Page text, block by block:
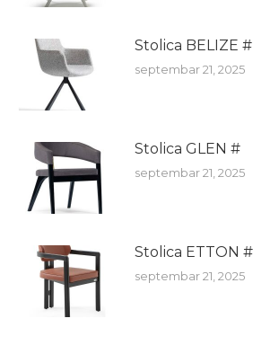
Stolica BELIZE #
septembar 21, 2025
Stolica GLEN #
septembar 21, 2025
Stolica ETTON #
septembar 21, 2025